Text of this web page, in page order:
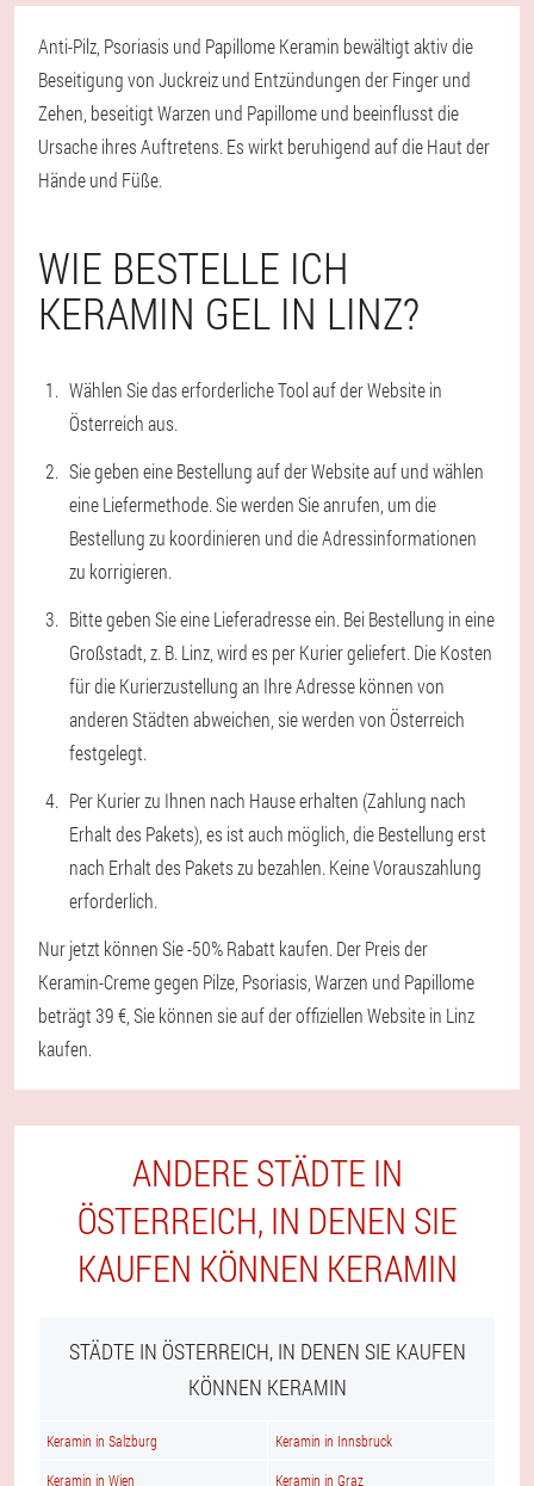
Anti-Pilz, Psoriasis und Papillome Keramin bewältigt aktiv die
Beseitigung von Juckreiz und Entzündungen der Finger und
Zehen, beseitigt Warzen und Papillome und beeinflusst die
Ursache ihres Auftretens. Es wirkt beruhigend auf die Haut der
Hände und Füße.
WIE BESTELLE ICH
KERAMIN GEL IN LINZ?
Wählen Sie das erforderliche Tool auf der Website in
Österreich aus.
Sie geben eine Bestellung auf der Website auf und wählen
eine Liefermethode. Sie werden Sie anrufen, um die
Bestellung zu koordinieren und die Adressinformationen
zu korrigieren.
Bitte geben Sie eine Lieferadresse ein. Bei Bestellung in eine
Großstadt, z. B. Linz, wird es per Kurier geliefert. Die Kosten
für die Kurierzustellung an Ihre Adresse können von
anderen Städten abweichen, sie werden von Österreich
festgelegt.
Per Kurier zu Ihnen nach Hause erhalten (Zahlung nach
Erhalt des Pakets), es ist auch möglich, die Bestellung erst
nach Erhalt des Pakets zu bezahlen. Keine Vorauszahlung
erforderlich.
Nur jetzt können Sie -50% Rabatt kaufen. Der Preis der
Keramin-Creme gegen Pilze, Psoriasis, Warzen und Papillome
beträgt 39 €, Sie können sie auf der offiziellen Website in Linz
kaufen.
ANDERE STÄDTE IN
ÖSTERREICH, IN DENEN SIE
KAUFEN KÖNNEN KERAMIN
STÄDTE IN ÖSTERREICH, IN DENEN SIE KAUFEN
KÖNNEN KERAMIN
Keramin in Salzburg Keramin in Innsbruck
Keramin in Wien Keramin in Graz